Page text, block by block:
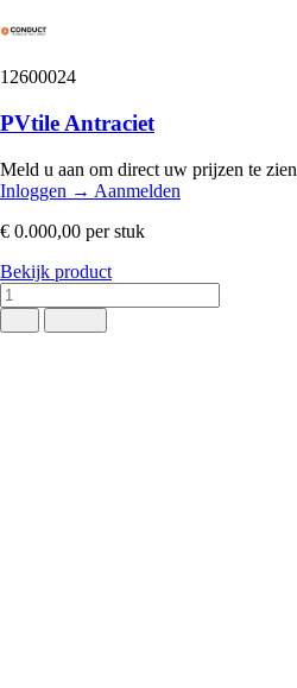
12600024
PVtile Antraciet
Meld u aan om direct uw prijzen te zien
Inloggen → Aanmelden
€ 0.000,00 per stuk
Bekijk product